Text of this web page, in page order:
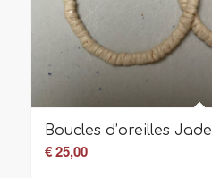
Boucles d’oreilles Jade
€25,00